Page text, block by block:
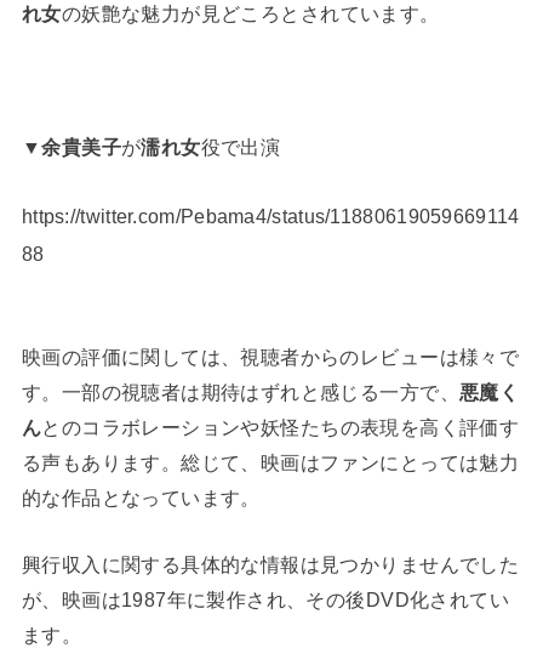
れ女の妖艶な魅力が見どころとされています​。
▼余貴美子が濡れ女役で出演
https://twitter.com/Pebama4/status/11880619059669114
88
映画の評価に関しては、視聴者からのレビューは様々で
す。一部の視聴者は期待はずれと感じる一方で、 悪魔く
んとのコラボレーションや妖怪たちの表現を高く評価す
る声もあります。総じて、映画はファンにとっては魅力
的な作品となっています​。
興行収入に関する具体的な情報は見つかりませんでした
が、映画は1987年に製作され、その後DVD化されてい
ます​。